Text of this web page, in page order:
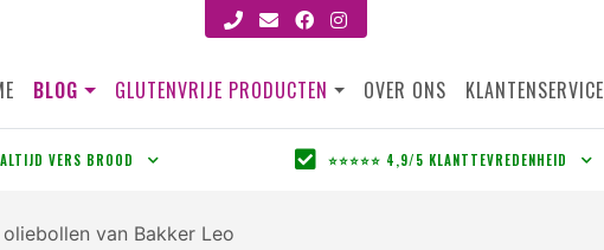
BLOG GLUTENVRIJE PRODUCTEN OVER ONS KLANTENSERVICE
ALTIJD VERS BROOD ⭐⭐⭐⭐⭐ 4,9/5 KLANTTEVREDENHEID
van Bakker Leo